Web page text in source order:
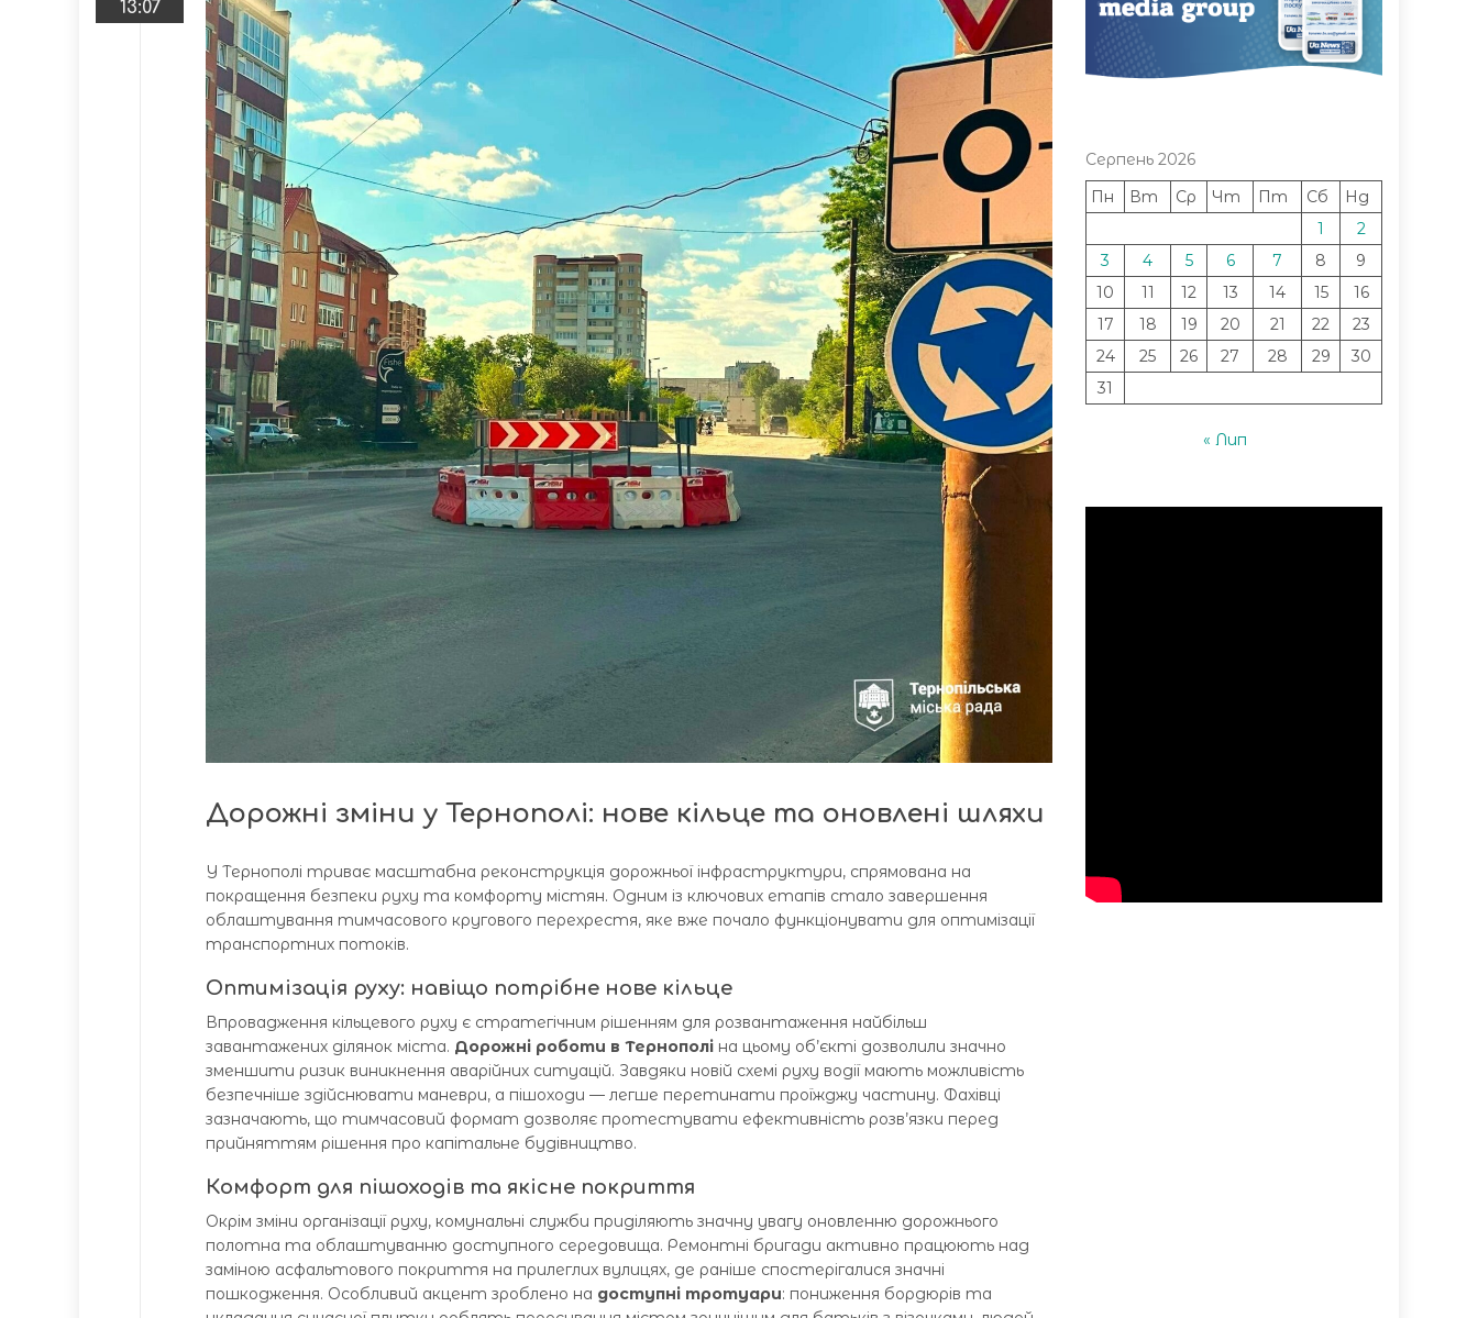
13:07
Дорожні зміни у Тернополі: нове кільце та оновлені шляхи
У Тернополі триває масштабна реконструкція дорожньої інфраструктури, спрямована на
покращення безпеки руху та комфорту містян. Одним із ключових етапів стало завершення
облаштування тимчасового кругового перехрестя, яке вже почало функціонувати для оптимізації
транспортних потоків.
Оптимізація руху: навіщо потрібне нове кільце
Впровадження кільцевого руху є стратегічним рішенням для розвантаження найбільш
завантажених ділянок міста. Дорожні роботи в Тернополі на цьому об’єкті дозволили значно
зменшити ризик виникнення аварійних ситуацій. Завдяки новій схемі руху водії мають можливість
безпечніше здійснювати маневри, а пішоходи — легше перетинати проїжджу частину. Фахівці
зазначають, що тимчасовий формат дозволяє протестувати ефективність розв’язки перед
прийняттям рішення про капітальне будівництво.
Комфорт для пішоходів та якісне покриття
Окрім зміни організації руху, комунальні служби приділяють значну увагу оновленню дорожнього
полотна та облаштуванню доступного середовища. Ремонтні бригади активно працюють над
заміною асфальтового покриття на прилеглих вулицях, де раніше спостерігалися значні
пошкодження. Особливий акцент зроблено на доступні тротуари: пониження бордюрів та
Серпень 2026
Пн
Вт Ср Чт Пт Сб
Нд
1
2
3
4 5 6 7 8
9
10
11 12 13 14 15
16
17
18 19 20 21 22
23
24
25 26 27 28 29
30
31
« Лип